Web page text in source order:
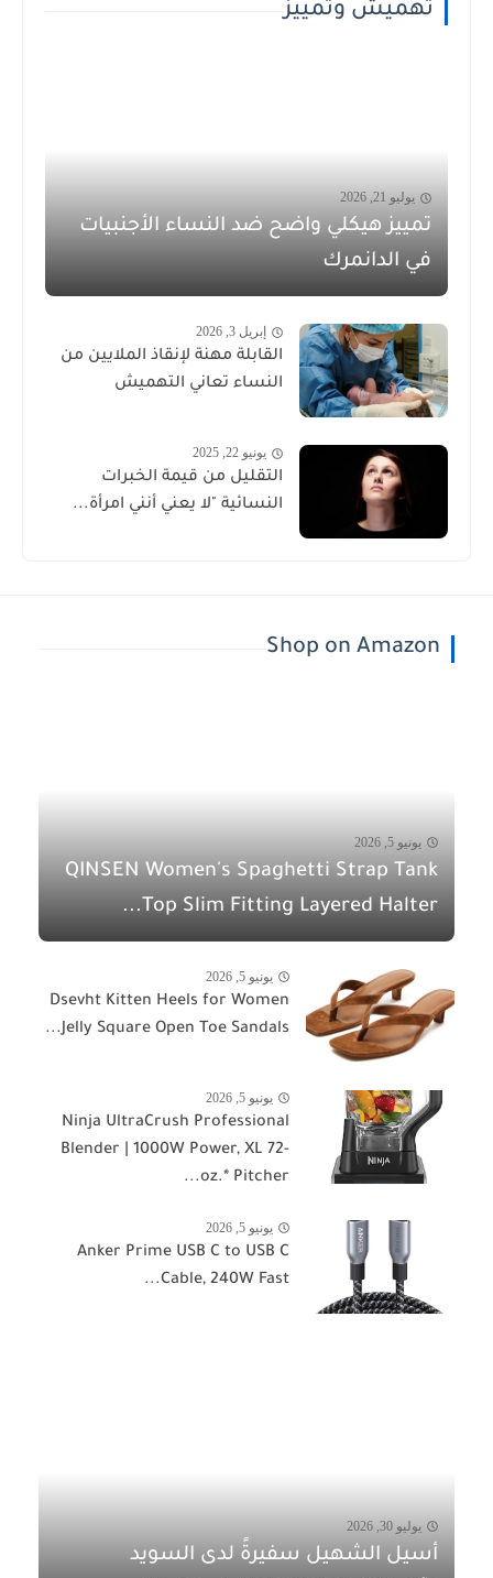
تهميش وتمييز
يوليو 21, 2026
تمييز هيكلي واضح ضد النساء الأجنبيات
في الدانمرك
إبريل 3, 2026
القابلة مهنة لإنقاذ الملايين من
النساء تعاني التهميش
يونيو 22, 2025
التقليل من قيمة الخبرات
النسائية "لا يعني أنني امرأة...
Shop on Amazon
يونيو 5, 2026
QINSEN Women's Spaghetti Strap Tank
Top Slim Fitting Layered Halter...
يونيو 5, 2026
Dsevht Kitten Heels for Women
Jelly Square Open Toe Sandals...
يونيو 5, 2026
Ninja UltraCrush Professional
Blender | 1000W Power, XL 72-
oz.* Pitcher...
يونيو 5, 2026
Anker Prime USB C to USB C
Cable, 240W Fast...
يوليو 30, 2026
أسيل الشهيل سفيرةً لدى السويد